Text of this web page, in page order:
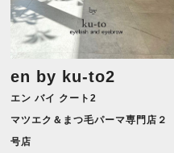
en by ku-to2
エン バイ クート2
マツエク＆まつ毛パーマ専門店２
号店